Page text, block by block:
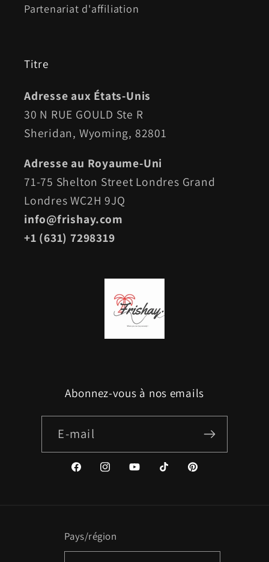
Partenariat d'affiliation
Titre
Adresse aux États-Unis
30 N RUE GOULD Ste R
Sheridan, Wyoming, 82801
Adresse au Royaume-Uni
71-75 Shelton Street Londres Grand
Londres WC2H 9JQ
info@frishay.com
+1 (631) 7298319
Abonnez-vous à nos emails
E-mail
FacebookInstagramYouTubeTikTokPinterest
Pays/région